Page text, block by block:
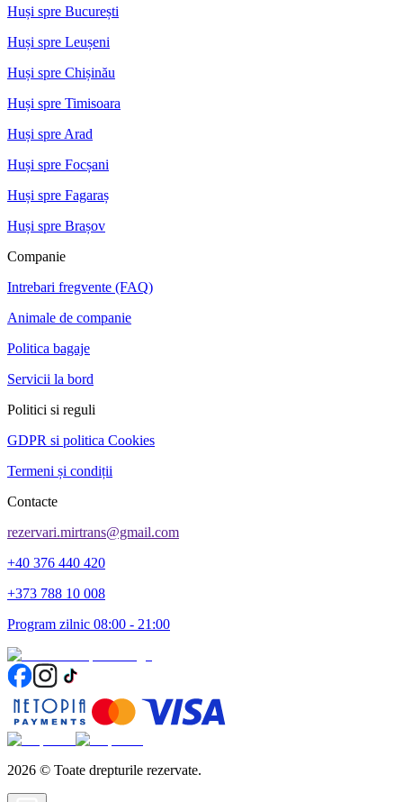
Huși spre București
Huși spre Leușeni
Huși spre Chișinău
Huși spre Timisoara
Huși spre Arad
Huși spre Focșani
Huși spre Fagaraș
Huși spre Brașov
Companie
Intrebari fregvente (FAQ)
Animale de companie
Politica bagaje
Servicii la bord
Politici si reguli
GDPR si politica Cookies
Termeni și condiții
Contacte
rezervari.mirtrans@gmail.com
+40 376 440 420
+373 788 10 008
Program zilnic 08:00 - 21:00
2026 © Toate drepturile rezervate.